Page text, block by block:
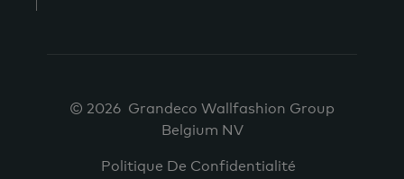
© 2026 Grandeco Wallfashion Group
Belgium NV
Politique De Confidentialité